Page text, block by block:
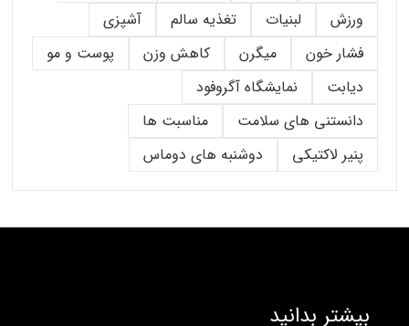
ورزش
لبنیات تغذیه سالم
آشپزی
فشار خون
میگرن کاهش وزن
پوست و مو
دیابت
نمایشگاه آگروفود
دانستنی های سلامت
مناسبت ها
پنیر لاکتیکی
دوشنبه های دوماس
بیشتر بدانید